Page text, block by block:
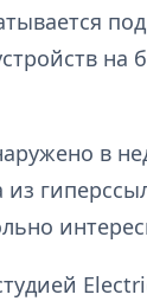
на
в
из